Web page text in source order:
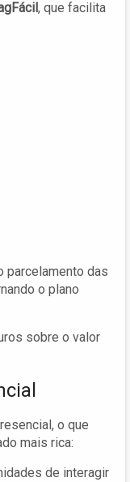
, que facilita
parcelamento das
o plano
sobre o valor
o que
mais rica:
de interagir